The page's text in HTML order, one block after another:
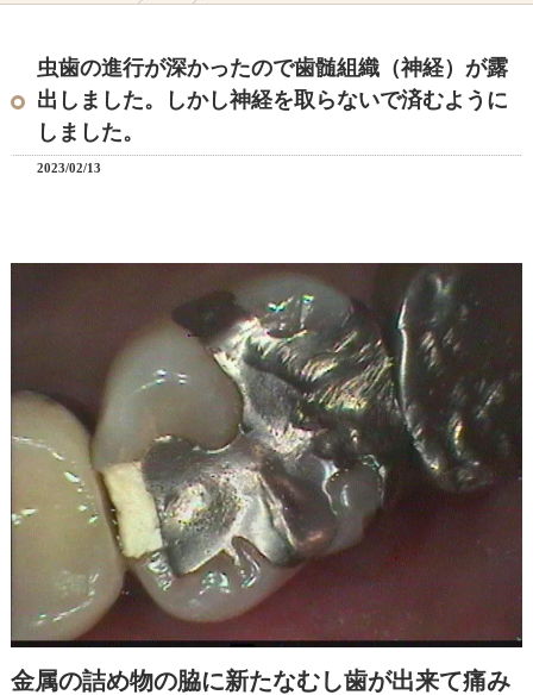
虫歯の進行が深かったので歯髄組織（神経）が露
出しました。しかし神経を取らないで済むように
しました。
2023/02/13
金属の詰め物の脇に新たなむし歯が出来て痛み